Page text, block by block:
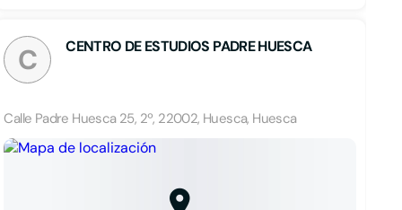
C CENTRO DE ESTUDIOS PADRE HUESCA
Calle Padre Huesca 25, 2º, 22002, Huesca, Huesca